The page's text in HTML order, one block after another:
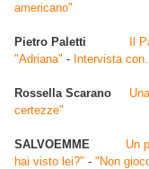
americano"
Pietro Paletti
Il
"Adriana" - Intervista
Rossella Scarano
certezze"
SALVOEMME
Un
hai visto lei?" - "Non